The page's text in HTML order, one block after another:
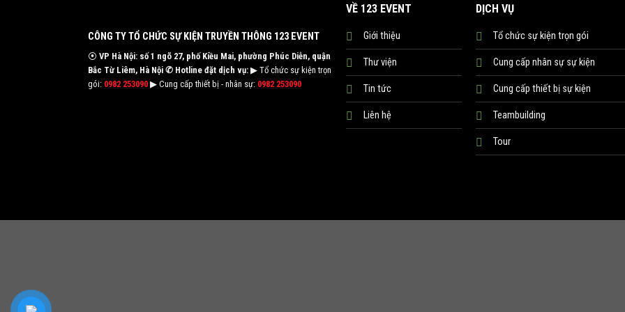
CÔNG TY TỔ CHỨC SỰ KIỆN TRUYỀN THÔNG 123 EVENT
⦿ VP Hà Nội: số 1 ngõ 27, phố Kiều Mai, phường Phúc Diễn, quận
Bắc Từ Liêm, Hà Nội ✆ Hotline đặt dịch vụ:▶ Tổ chức sự kiện trọn
gói: 0982 253090▶ Cung cấp thiết bị - nhân sự: 0982 253090
VỀ 123 EVENT
Giới thiệu
Thư viện
Tin tức
Liên hệ
DỊCH VỤ
Tổ chức sự kiện trọn gói
Cung cấp nhân sự sự kiện
Cung cấp thiết bị sự kiện
Teambuilding
Tour